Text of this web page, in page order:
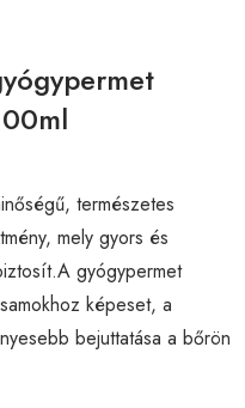
természetes
mely gyors és
gyógypermet
képeset, a
bejuttatása a bőrön